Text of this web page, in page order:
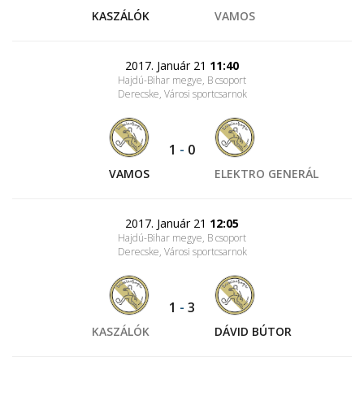
KASZÁLÓK VAMOS
2017. Január 21 11:40
Hajdú-Bihar megye, B csoport
Derecske, Városi sportcsarnok
VAMOS
1 - 0
ELEKTRO GENERÁL
2017. Január 21 12:05
Hajdú-Bihar megye, B csoport
Derecske, Városi sportcsarnok
KASZÁLÓK
1 - 3
DÁVID BÚTOR